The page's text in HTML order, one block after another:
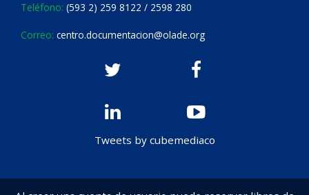
Teléfono: (593 2) 259 8122 / 2598 280
Correo: centro.documentacion@olade.org
Tweets by cubemediaco